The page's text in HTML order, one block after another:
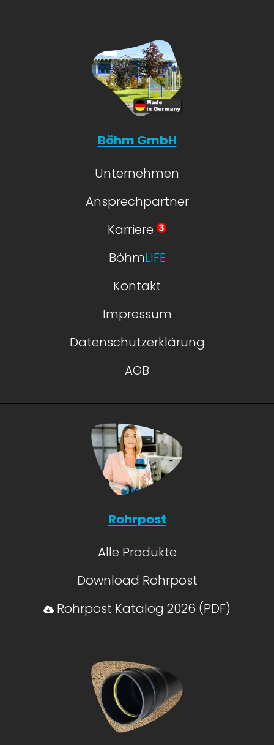
Böhm GmbH
Unternehmen
Ansprechpartner
Karriere
BöhmLIFE
Kontakt
Impressum
Datenschutzerklärung
AGB
Rohrpost
Alle Produkte
Download Rohrpost
Rohrpost Katalog 2026 (PDF)